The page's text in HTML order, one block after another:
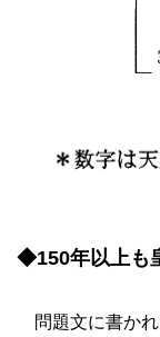
◆150年以上も
問題文に書かれ